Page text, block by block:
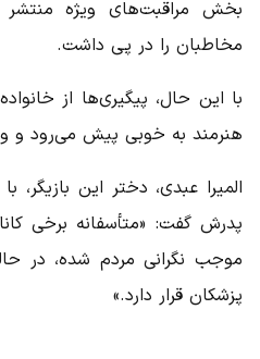
بخش مراقبت‌های ویژه
مخاطبان را در پی داشت.
با این حال، پیگیری‌ها از
هنرمند به خوبی پیش می‌رود و
المیرا عبدی، دختر این
پدرش گفت: «متأسفانه برخی
موجب نگرانی مردم شده، در
پزشکان قرار دارد.»